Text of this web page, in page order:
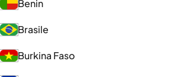
Benin
Brasile
Burkina Faso